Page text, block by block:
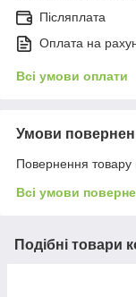
Післяплата
Оплата на
Всі умови оплати
Умови
Повернення товару
Всі умови
Подібні товари